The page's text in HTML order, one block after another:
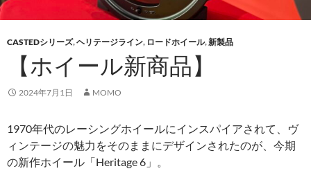
CASTEDシリーズ,ヘリテージライン, ロードホイール,新製品
【ホイール新商品】
2024年7月1日 MOMO
1970年代のレーシングホイールにインスパイアされて、ヴ
ィンテージの魅力をそのままにデザインされたのが、今期
の新作ホイール「Heritage 6」。